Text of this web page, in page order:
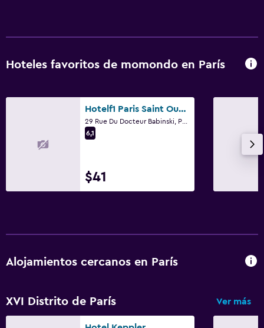
Hoteles favoritos de momondo en París
Hotelf1 Paris Saint Ouen Marché Aux Puces
6,1
$41
Alojamientos cercanos en París
XVI Distrito de París Ver más